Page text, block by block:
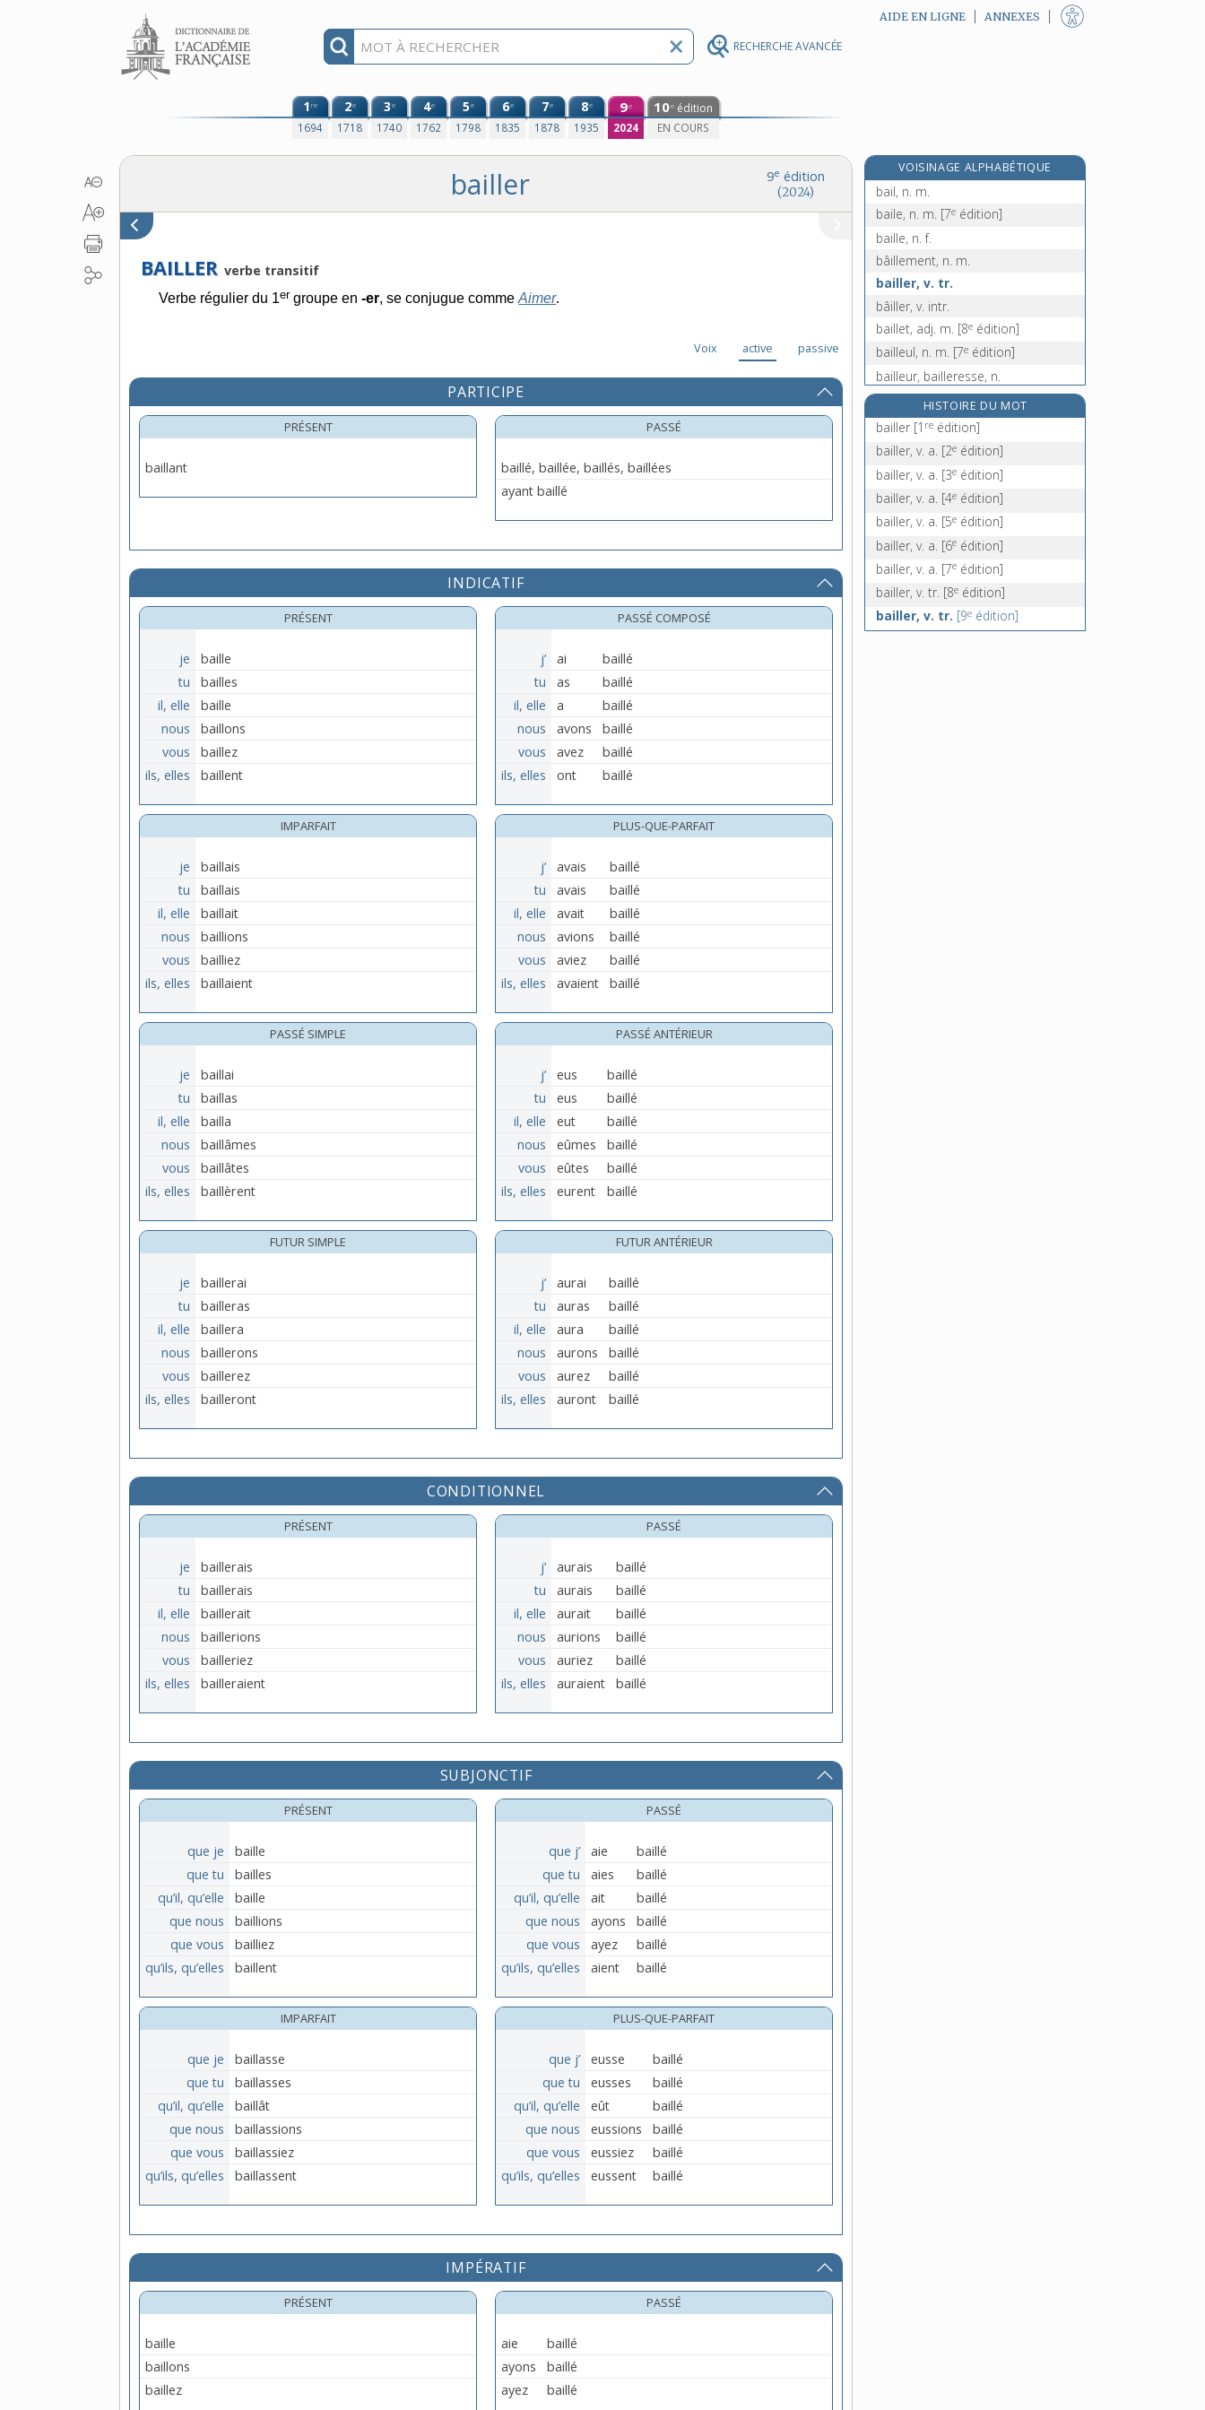
RECHERCHE AVANCÉE
Aller au contenu AIDE EN LIGNE ANNEXES
1re
1694
2e
1718
3e
1740
4e
1762
5e
1798
6e
1835
7e
1878
8e
1935
9e
2024
10e édition
EN COURS
9e édition
(2024)
bailler
BAILLER verbe transitif
Verbe régulier du 1ergroupe en-er, se conjugue commeAimer.
Voix active passive
PARTICIPE
PRÉSENT
baillant
PASSÉ
baillé, baillée, baillés, baillées
ayant baillé
INDICATIF
PRÉSENT
je
baille
tu
bailles
il, elle
baille
nous
baillons
vous
baillez
ils, elles
baillent
IMPARFAIT
je
baillais
tu
baillais
il, elle
baillait
nous
baillions
vous
bailliez
ils, elles
baillaient
PASSÉ SIMPLE
je
baillai
tu
baillas
il, elle
bailla
nous
baillâmes
vous
baillâtes
ils, elles
baillèrent
FUTUR SIMPLE
je
baillerai
tu
bailleras
il, elle
baillera
nous
baillerons
vous
baillerez
ils, elles
bailleront
PASSÉ COMPOSÉ
j’ ai
baillé
tu
as
baillé
il, elle
a
baillé
nous
avons
baillé
vous
avez
baillé
ils, elles
ont baillé
PLUS-QUE-PARFAIT
j’ avais
baillé
tu
avais
baillé
il, elle
avait
baillé
nous
avions
baillé
vous
aviez
baillé
ils, elles
avaient baillé
PASSÉ ANTÉRIEUR
j’ eus
baillé
tu
eus
baillé
il, elle
eut
baillé
nous
eûmes
baillé
vous
eûtes
baillé
ils, elles
eurent baillé
FUTUR ANTÉRIEUR
j’ aurai
baillé
tu
auras
baillé
il, elle
aura
baillé
nous
aurons
baillé
vous
aurez
baillé
ils, elles
auront baillé
CONDITIONNEL
PRÉSENT
je
baillerais
tu
baillerais
il, elle
baillerait
nous
baillerions
vous
bailleriez
ils, elles
bailleraient
PASSÉ
j’ aurais
baillé
tu
aurais
baillé
il, elle
aurait
baillé
nous
aurions
baillé
vous
auriez
baillé
ils, elles
auraient baillé
SUBJONCTIF
PRÉSENT
que je
baille
que tu
bailles
qu’il, qu’elle
baille
que nous
baillions
que vous
bailliez
qu’ils, qu’elles
baillent
IMPARFAIT
que je
baillasse
que tu
baillasses
qu’il, qu’elle
baillât
que nous
baillassions
que vous
baillassiez
qu’ils, qu’elles
baillassent
PASSÉ
que j’ aie
baillé
que tu
aies
baillé
qu’il, qu’elle
ait
baillé
que nous
ayons
baillé
que vous
ayez
baillé
qu’ils, qu’elles
aient baillé
PLUS-QUE-PARFAIT
que j’ eusse
baillé
que tu
eusses
baillé
qu’il, qu’elle
eût
baillé
que nous
eussions
baillé
que vous
eussiez
baillé
qu’ils, qu’elles
eussent baillé
IMPÉRATIF
PRÉSENT
baille
baillons
baillez
PASSÉ
aie
baillé
ayons
baillé
ayez
baillé
VOISINAGE ALPHABÉTIQUE
baignoire, n. f.
bail, n. m.
baile, n. m. [7e édition]
baille, n. f.
bâillement, n. m.
bailler, v. tr.
bâiller, v. intr.
baillet, adj. m. [8e édition]
bailleul, n. m. [7e édition]
bailleur, bailleresse, n.
bâilleur, -euse, n.
bailli, n. m.
bailliage, n. m.
bailliager, ère, adj.[8
édition]
baillive, n. f.
HISTOIRE DU MOT
bailler [1 re édition]
bailler, v. a. [2e édition]
bailler, v. a. [3e édition]
bailler, v. a. [4e édition]
bailler, v. a. [5e édition]
bailler, v. a. [6e édition]
bailler, v. a. [7e édition]
bailler, v. tr. [8e édition]
bailler, v. tr. [9e édition]